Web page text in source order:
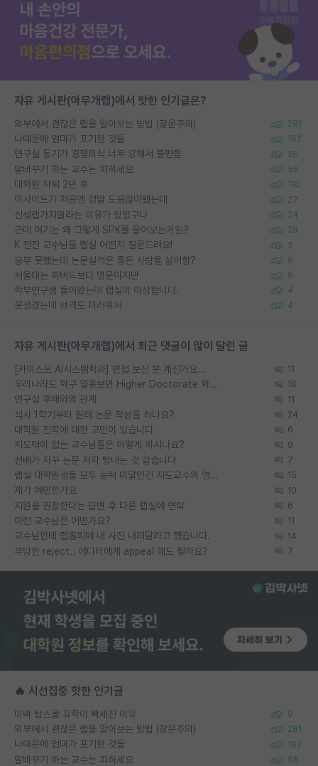
자유 게시판(아무개랩)에서 핫한 인기글은?
외부에서 괜찮은 랩을 알아보는 방법 (장문주의) 281
나때문에 엄마가 포기한 것들 182
연구실 동기가 경쟁의식 너무 강해서 불편함 26
말바꾸기 하는 교수는 피하세요 56
대학원 자퇴 2년 후 116
이사이트가 처음엔 정말 도움많이됐는데 27
신생랩가지말라는 이유가 있었구나 24
근데 여기는 왜 그렇게 SPK를 물어보는거임? 28
K 전전 교수님들 랩실 어떤지 질문드려요! 5
공부 못했는데 논문실적은 좋은 사람을 싫어함? 6
서울대는 하버드보다 명문이지만 9
학부연구생 들어왔는데 랩실이 이상합니다. 4
못생겼는데 성격도 더러워서 4
자유 게시판(아무개랩)에서 최근 댓글이 많이 달린 글
[카이스트 AI시스템학과] 면접 보신 분 계신가요... 11
우리나라도 학구 열풍보면 Higher Doctorate 학위가 필요하다고 봅니다. 16
연구실 후배와의 관계 11
석사 1학기부터 원래 논문 작성을 하나요? 24
대학원 진학에 대한 고민이 있습니다. 6
지도력이 없는 교수님들은 어떻게 하시나요? 9
선배가 자꾸 논문 저자 탐내는 것 같습니다 7
랩실 대학원생들 모두 능력 미달인건 지도교수의 영향 아닌가? 15
제가 예민한가요 10
지원을 권장한다는 답변 후 다른 랩실에 연락 6
이런 교수님은 어떤가요? 11
교수님한테 랩홈피에 내 사진 내려달라고 했습니다. 14
부당한 reject.. 에디터에게 appeal 해도 될까요? 7
🔥 시선집중 핫한 인기글
미박 탑스쿨 유학이 빡세진 이유 9
외부에서 괜찮은 랩을 알아보는 방법 (장문주의) 281
나때문에 엄마가 포기한 것들 182
말바꾸기 하는 교수는 피하세요 56